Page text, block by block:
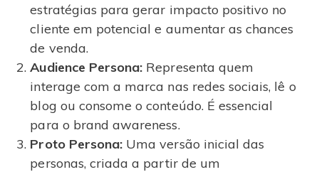
estratégias para gerar impacto positivo no
cliente em potencial e aumentar as chances
de venda.
Audience Persona: Representa quem
interage com a marca nas redes sociais, lê o
blog ou consome o conteúdo. É essencial
para o brand awareness.
Proto Persona: Uma versão inicial das
personas, criada a partir de um